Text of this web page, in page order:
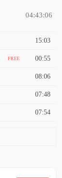
04:43:06
15:03
FREE 00:55
08:06
07:48
07:54